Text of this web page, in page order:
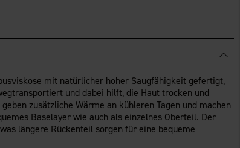
mit natürlicher hoher Saugfähigkeit gefertigt,
und dabei hilft, die Haut trocken und
zusätzliche Wärme an kühleren Tagen und machen
Baselayer wie auch als einzelnes Oberteil. Der
längere Rückenteil sorgen für eine bequeme